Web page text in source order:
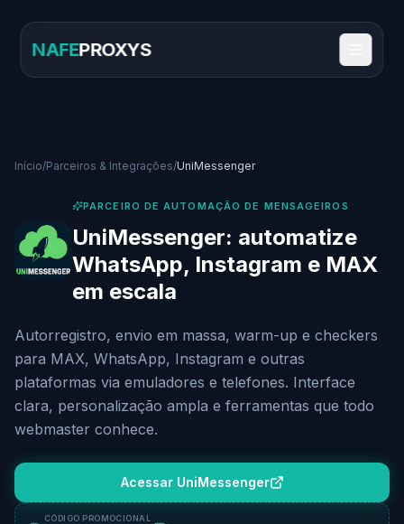
NAFEPROXYS
Início/Parceiros & Integrações/UniMessenger
PARCEIRO DE AUTOMAÇÃO DE MENSAGEIROS
UniMessenger: automatize
WhatsApp, Instagram e MAX
em escala
Autorregistro, envio em massa, warm-up e checkers
para MAX, WhatsApp, Instagram e outras
plataformas via emuladores e telefones. Interface
clara, personalização ampla e ferramentas que todo
webmaster conhece.
Acessar UniMessenger
CÓDIGO PROMOCIONAL